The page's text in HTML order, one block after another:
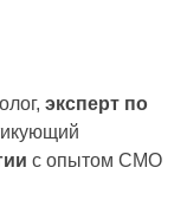
эксперт по
с опытом CMO